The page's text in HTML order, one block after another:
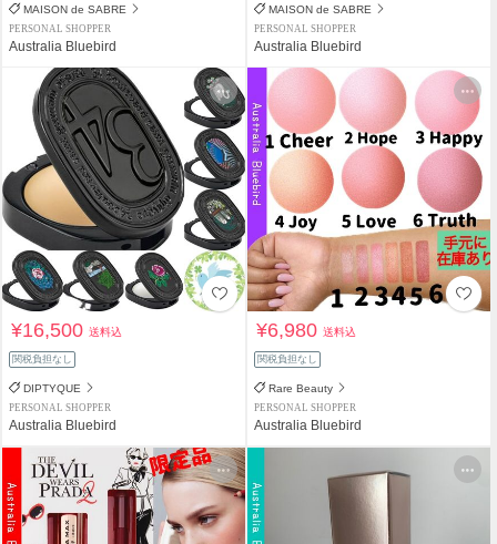
MAISON de SABRE
PERSONAL SHOPPER
Australia Bluebird
MAISON de SABRE
PERSONAL SHOPPER
Australia Bluebird
¥16,500送料込
関税負担なし
DIPTYQUE
PERSONAL SHOPPER
Australia Bluebird
¥6,980送料込
関税負担なし
Rare Beauty
PERSONAL SHOPPER
Australia Bluebird